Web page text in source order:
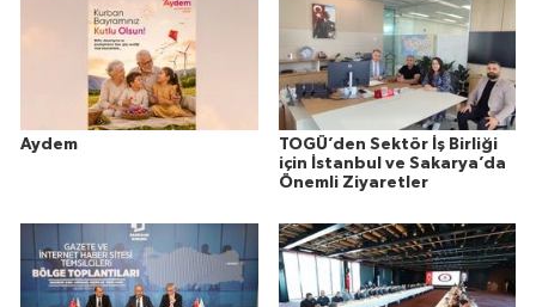
Aydem
TOGÜ’den Sektör İş Birliği
için İstanbul ve Sakarya’da
Önemli Ziyaretler